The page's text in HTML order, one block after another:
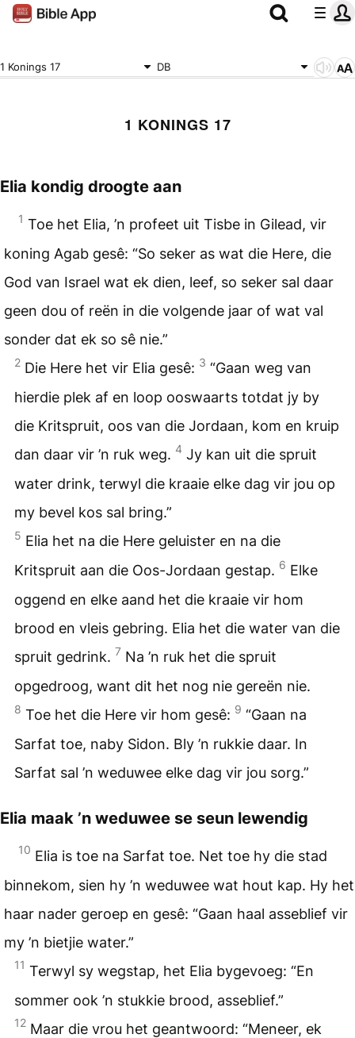
1 Konings 17 DB
1 KONINGS 17
Elia kondig droogte aan
1 Toe het Elia, ’n profeet uit Tisbe in Gilead, vir
koning Agab gesê: “So seker as wat die Here, die
God van Israel wat ek dien, leef, so seker sal daar
geen dou of reën in die volgende jaar of wat val
sonder dat ek so sê nie.”
2 Die Here het vir Elia gesê: 3 “Gaan weg van
hierdie plek af en loop ooswaarts totdat jy by
die Kritspruit, oos van die Jordaan, kom en kruip
dan daar vir ’n ruk weg. 4 Jy kan uit die spruit
water drink, terwyl die kraaie elke dag vir jou op
my bevel kos sal bring.”
5 Elia het na die Here geluister en na die
Kritspruit aan die Oos-Jordaan gestap. 6 Elke
oggend en elke aand het die kraaie vir hom
brood en vleis gebring. Elia het die water van die
spruit gedrink. 7 Na ’n ruk het die spruit
opgedroog, want dit het nog nie gereën nie.
8 Toe het die Here vir hom gesê: 9 “Gaan na
Sarfat toe, naby Sidon. Bly ’n rukkie daar. In
Sarfat sal ’n weduwee elke dag vir jou sorg.”
Elia maak ’n weduwee se seun lewendig
10 Elia is toe na Sarfat toe. Net toe hy die stad
binnekom, sien hy ’n weduwee wat hout kap. Hy het
haar nader geroep en gesê: “Gaan haal asseblief vir
my ’n bietjie water.”
11 Terwyl sy wegstap, het Elia bygevoeg: “En
sommer ook ’n stukkie brood, asseblief.”
12 Maar die vrou het geantwoord: “Meneer, ek